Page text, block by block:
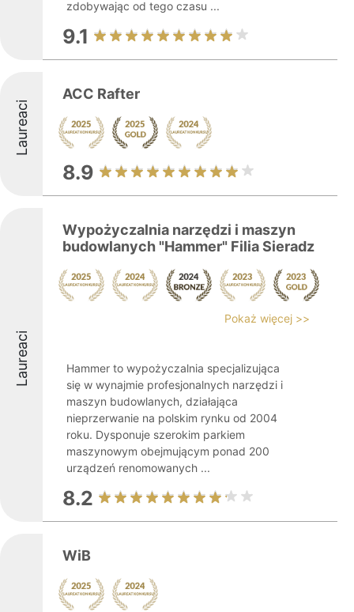
zdobywając od tego czasu ...
9.1
Laureaci
ACC Rafter
8.9
Laureaci
Wypożyczalnia narzędzi i maszyn
budowlanych "Hammer" Filia Sieradz
Pokaż więcej >>
Hammer to wypożyczalnia specjalizująca
się w wynajmie profesjonalnych narzędzi i
maszyn budowlanych, działająca
nieprzerwanie na polskim rynku od 2004
roku. Dysponuje szerokim parkiem
maszynowym obejmującym ponad 200
urządzeń renomowanych ...
8.2
WiB